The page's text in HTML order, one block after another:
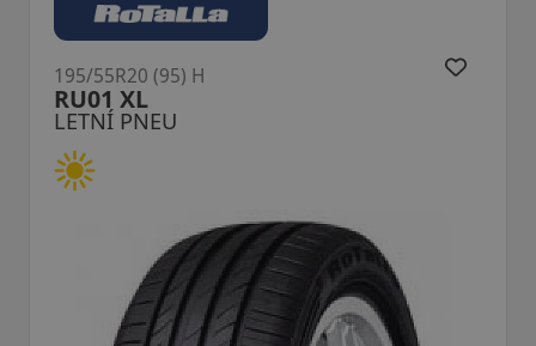
LETNÍ PNEU
NA-1 XL DOT22
195/55R20 (95) H